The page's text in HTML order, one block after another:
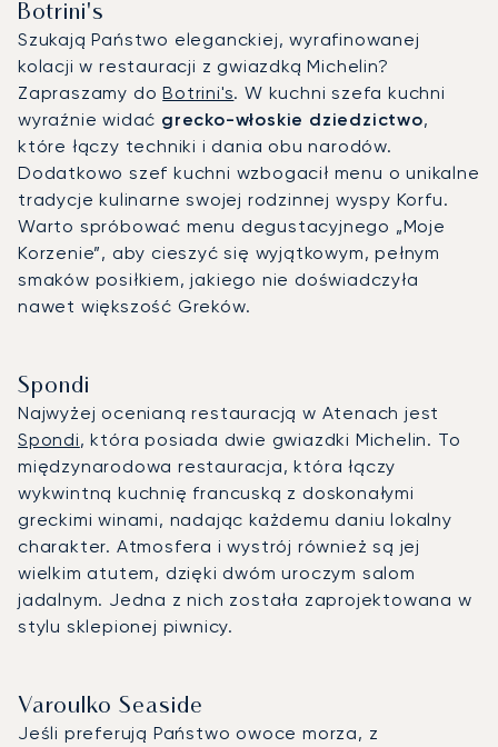
Botrini's
Szukają Państwo eleganckiej, wyrafinowanej
kolacji w restauracji z gwiazdką Michelin?
Zapraszamy doBotrini's. W kuchni szefa kuchni
wyraźnie widać grecko-włoskie dziedzictwo,
które łączy techniki i dania obu narodów.
Dodatkowo szef kuchni wzbogacił menu o unikalne
tradycje kulinarne swojej rodzinnej wyspy Korfu.
Warto spróbować menu degustacyjnego „Moje
Korzenie”, aby cieszyć się wyjątkowym, pełnym
smaków posiłkiem, jakiego nie doświadczyła
nawet większość Greków.
Spondi
Najwyżej ocenianą restauracją w Atenach jest
Spondi, która posiada dwie gwiazdki Michelin. To
międzynarodowa restauracja, która łączy
wykwintną kuchnię francuską z doskonałymi
greckimi winami, nadając każdemu daniu lokalny
charakter. Atmosfera i wystrój również są jej
wielkim atutem, dzięki dwóm uroczym salom
jadalnym. Jedna z nich została zaprojektowana w
stylu sklepionej piwnicy.
Varoulko Seaside
Jeśli preferują Państwo owoce morza, z